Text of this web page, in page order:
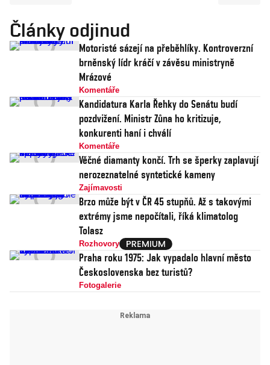
Články odjinud
Motoristé sázejí na přeběhlíky. Kontroverzní
brněnský lídr kráčí v závěsu ministryně
Mrázové
Komentáře
Kandidatura Karla Řehky do Senátu budí
pozdvižení. Ministr Zůna ho kritizuje,
konkurenti haní i chválí
Komentáře
Věčné diamanty končí. Trh se šperky zaplavují
nerozeznatelné syntetické kameny
Zajímavosti
Brzo může být v ČR 45 stupňů. Až s takovými
extrémy jsme nepočítali, říká klimatolog
Tolasz
Rozhovory
Praha roku 1975: Jak vypadalo hlavní město
Československa bez turistů?
Fotogalerie